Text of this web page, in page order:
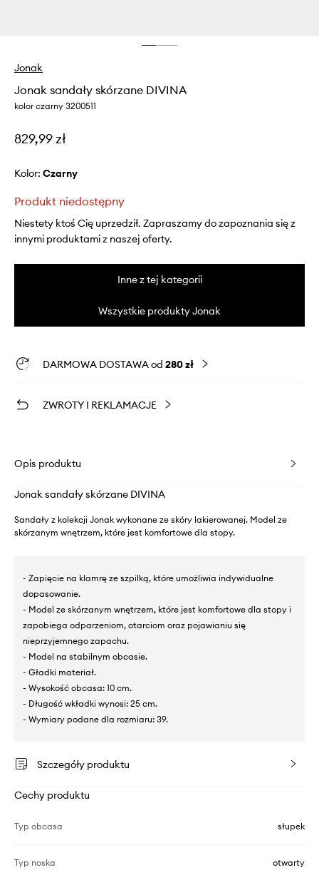
Jonak
Jonak sandały skórzane DIVINA
kolor czarny 3200511
829,99 zł
Kolor: czarny
Produkt niedostępny
Niestety ktoś Cię uprzedził. Zapraszamy do zapoznania się z
innymi produktami z naszej oferty.
Inne z tej kategorii
Wszystkie produkty Jonak
DARMOWA DOSTAWA od 280 zł
ZWROTY I REKLAMACJE
Opis produktu
Jonak sandały skórzane DIVINA
Sandały z kolekcji Jonak wykonane ze skóry lakierowanej. Model ze
skórzanym wnętrzem, które jest komfortowe dla stopy.
- Zapięcie na klamrę ze szpilką, które umożliwia indywidualne
dopasowanie.
- Model ze skórzanym wnętrzem, które jest komfortowe dla stopy i
zapobiega odparzeniom, otarciom oraz pojawianiu się
nieprzyjemnego zapachu.
- Model na stabilnym obcasie.
- Gładki materiał.
- Wysokość obcasa: 10 cm.
- Długość wkładki wynosi: 25 cm.
- Wymiary podane dla rozmiaru: 39.
Szczegóły produktu
Cechy produktu
Typ obcasa słupek
Typ noska otwarty